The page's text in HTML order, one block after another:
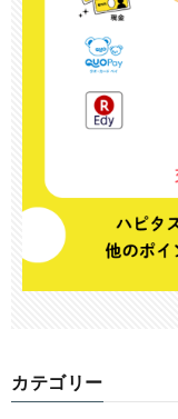
カテゴリー